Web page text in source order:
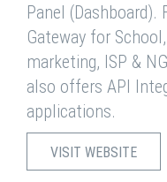
Panel (Dashboard).
Gateway for
marketing, ISP &
also offers API
applications.
VISIT WEBSITE